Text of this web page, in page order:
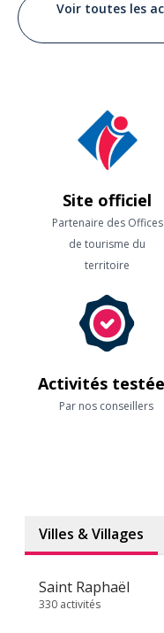
Voir toutes les
Site officiel
Partenaire des Offices
de tourisme du
territoire
Activités
Par nos conseillers
Villes & Villages
Saint Raphaël
330 activités